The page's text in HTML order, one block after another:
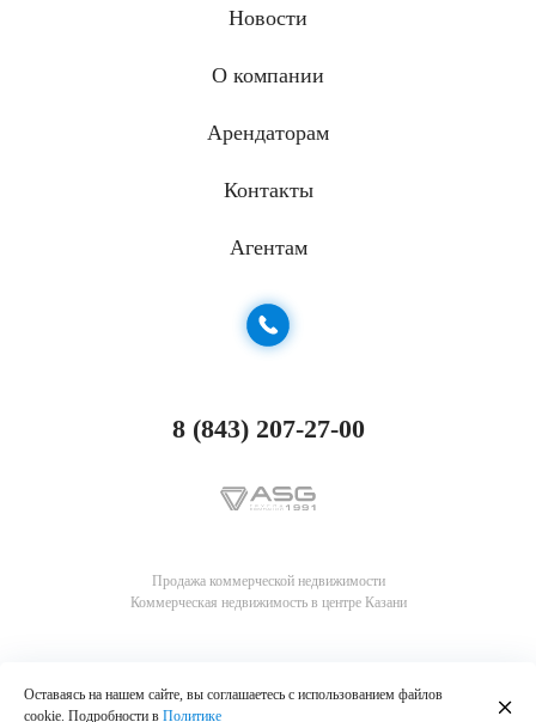
Новости
О компании
Арендаторам
Контакты
Агентам
8 (843) 207-27-00
Продажа коммерческой недвижимости
Коммерческая недвижимость в центре Казани
Оставаясь на нашем сайте, вы соглашаетесь с использованием файлов
cookie. Подробности в Политике